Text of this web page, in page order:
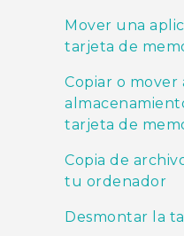
Mover una
tarjeta de
Copiar o mover
tarjeta de
Copia de
tu ordenador
Desmontar la